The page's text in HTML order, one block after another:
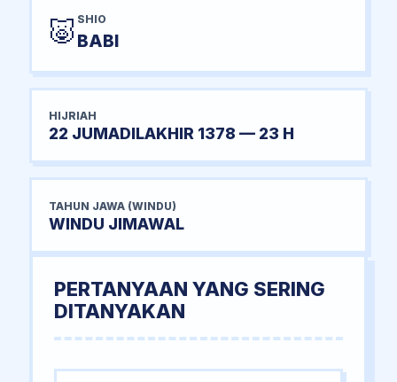
🐷 SHIO
BABI
HIJRIAH
22 JUMADILAKHIR 1378 — 23 H
TAHUN JAWA (WINDU)
WINDU JIMAWAL
PERTANYAAN YANG SERING
DITANYAKAN